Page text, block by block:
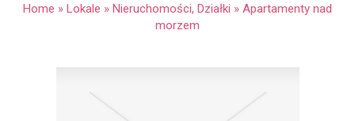
Home » Lokale » Nieruchomości, Działki » Apartamenty nad
morzem